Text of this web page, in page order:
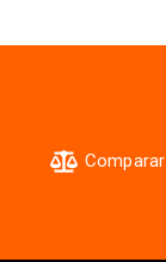
Comparar